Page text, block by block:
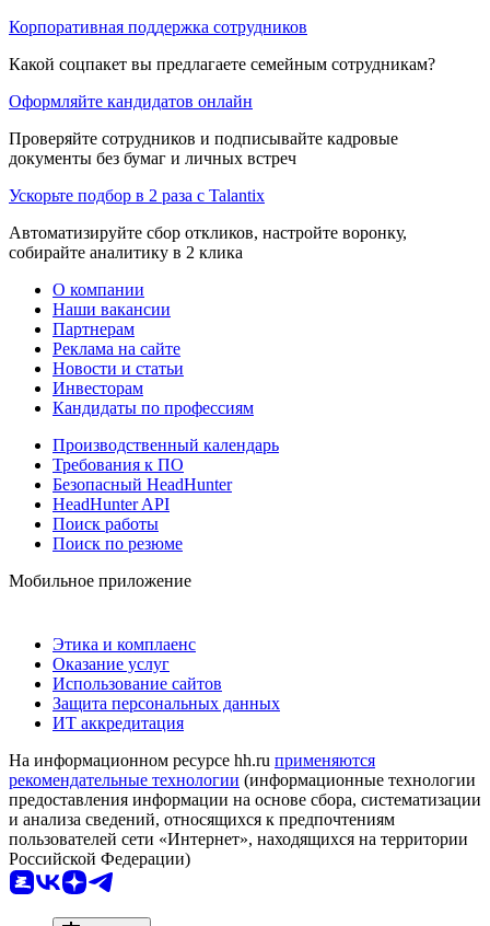
Корпоративная поддержка сотрудников
Какой соцпакет вы предлагаете семейным сотрудникам?
Оформляйте кандидатов онлайн
Проверяйте сотрудников и подписывайте кадровые
документы без бумаг и личных встреч
Ускорьте подбор в 2 раза с Talantix
Автоматизируйте сбор откликов, настройте воронку,
собирайте аналитику в 2 клика
О компании
Наши вакансии
Партнерам
Реклама на сайте
Новости и статьи
Инвесторам
Кандидаты по профессиям
Производственный календарь
Требования к ПО
Безопасный HeadHunter
HeadHunter API
Поиск работы
Поиск по резюме
Мобильное приложение
Этика и комплаенс
Оказание услуг
Использование сайтов
Защита персональных данных
ИТ аккредитация
На информационном ресурсе hh.ru применяются
рекомендательные технологии (информационные технологии
предоставления информации на основе сбора, систематизации
и анализа сведений, относящихся к предпочтениям
пользователей сети «Интернет», находящихся на территории
Российской Федерации)